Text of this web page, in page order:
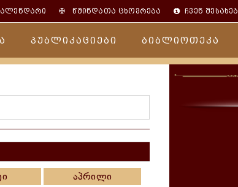
✠წმინდათა ცხოვრება ჩვენ შესახებ
პუბლიკაციები ბიბლიოთეკა
აპრილი